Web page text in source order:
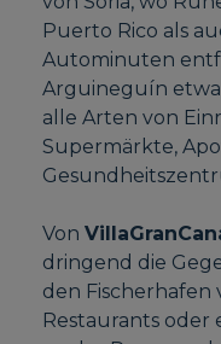
Puerto Rico als
Autominuten
Arguineguín etwa
alle Arten von
Supermärkte,
Von
dringend die
den Fischerhafen
Restaurants oder